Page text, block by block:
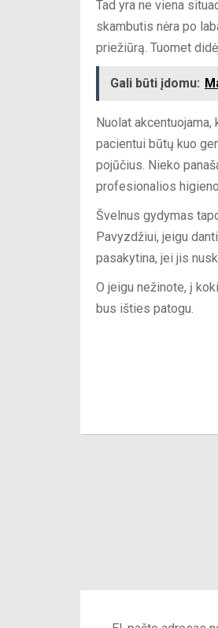
Tad yra ne viena
skambutis nėra po
priežiūrą. Tuomet
Gali būti įdomu:
Nuolat
pacientui būtų kuo
pojūčius. Nieko
profesionalios
Švelnus gydymas
Pavyzdžiui, jeigu
pasakytina, jei jis
O jeigu nežinote, į
bus išties patogu.